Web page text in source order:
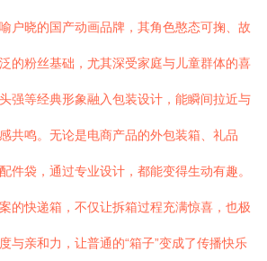
户晓的国产动画品牌，其角色憨态可掬、故
的粉丝基础，尤其深受家庭与儿童群体的喜
强等经典形象融入包装设计，能瞬间拉近与
共鸣。无论是电商产品的外包装箱、礼品
件袋，通过专业设计，都能变得生动有趣。
的快递箱，不仅让拆箱过程充满惊喜，也极
与亲和力，让普通的“箱子”变成了传播快乐